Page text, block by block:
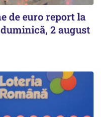
de euro report la
2 august